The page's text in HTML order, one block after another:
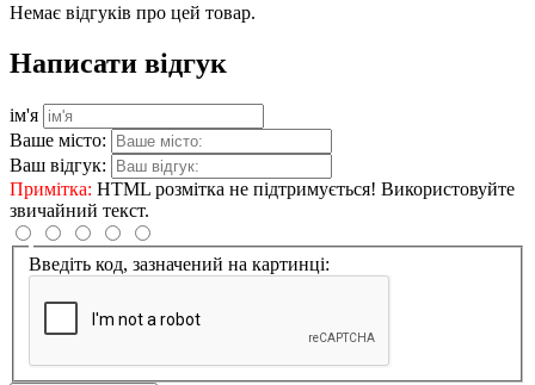
Немає відгуків про цей товар.
Написати відгук
ім'я
Ваше місто:
Ваш відгук:
Примітка: HTML розмітка не підтримується! Використовуйте
звичайний текст.
Введіть код, зазначений на картинці: